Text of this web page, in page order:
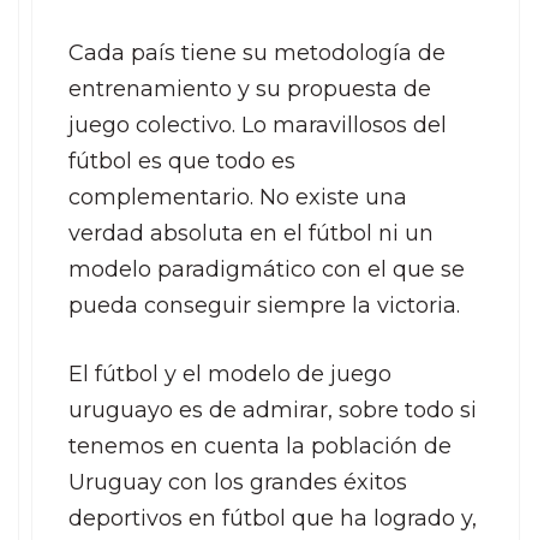
Cada país tiene su metodología de
entrenamiento y su propuesta de
juego colectivo. Lo maravillosos del
fútbol es que todo es
complementario. No existe una
verdad absoluta en el fútbol ni un
modelo paradigmático con el que se
pueda conseguir siempre la victoria.
El fútbol y el modelo de juego
uruguayo es de admirar, sobre todo si
tenemos en cuenta la población de
Uruguay con los grandes éxitos
deportivos en fútbol que ha logrado y,